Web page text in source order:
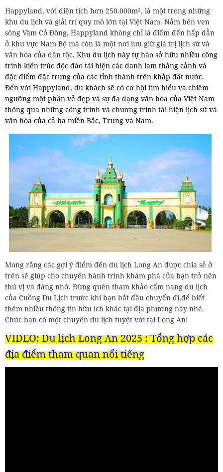
Happyland, với diện tích hơn 250.000m², là một trong những
khu du lịch và giải trí quy mô lớn tại Việt Nam. Nằm bên ven
sông Vàm Cỏ Đông, Happyland không chỉ là điểm đến hấp dẫn
ở khu vực Nam Bộ mà còn là một nơi lưu giữ giá trị lịch sử và
văn hóa của dân tộc. Khu du lịch này tự hào sở hữu nhiều công
trình kiến trúc độc đáo tái hiện các danh lam thắng cảnh và
đặc điểm đặc trưng của các tỉnh thành trên khắp đất nước.
Đến với Happyland, du khách sẽ có cơ hội tìm hiểu và chiêm
ngưỡng một phần vẻ đẹp và sự đa dạng văn hóa của Việt Nam
thông qua những công trình và chương trình tái hiện lịch sử và
văn hóa của cả ba miền Bắc, Trung và Nam.
Mong rằng các gợi ý điểm đến du lịch Long An được chia sẻ ở
trên sẽ giúp cho chuyến hành trình khám phá của bạn trở nên
thú vị và đáng nhớ. Đừng quên tham khảo cẩm nang du lịch
của Cuồng Du Lịch trước khi bạn bắt đầu chuyến đi,để biết
thêm nhiều thông tin hữu ích khác tại địa phương này nhé.
Chúc bạn có một chuyến du lịch tuyệt vời tại Long An!
VIDEO:Du lịch Long An 2025 : Tổng hợp các
địa điểm tham quan nổi tiếng